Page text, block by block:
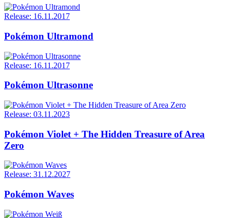
Release: 16.11.2017
Pokémon Ultramond
Release: 16.11.2017
Pokémon Ultrasonne
Release: 03.11.2023
Pokémon Violet + The Hidden Treasure of Area
Zero
Release: 31.12.2027
Pokémon Waves